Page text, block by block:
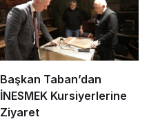
Başkan Taban’dan
İNESMEK Kursiyerlerine
Ziyaret